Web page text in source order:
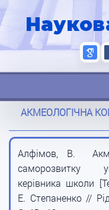
АКМЕОЛОГІЧНА
Алфімов, В.
саморозвитку
керівника школи
Е. Степаненко //